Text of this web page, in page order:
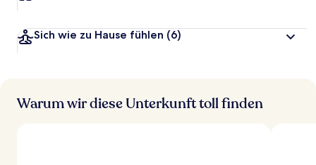
Sich wie zu Hause fühlen (6)
Warum wir diese Unterkunft toll finden